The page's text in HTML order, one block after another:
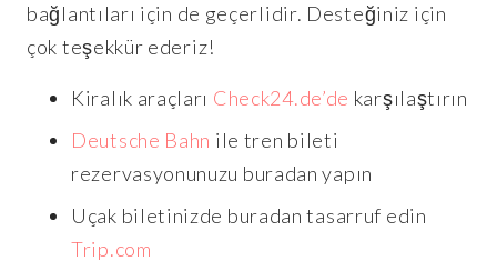
bağlantıları için de geçerlidir. Desteğiniz için
çok teşekkür ederiz!
Kiralık araçları Check24.de’de karşılaştırın
Deutsche Bahn ile tren bileti
rezervasyonunuzu buradan yapın
Uçak biletinizde buradan tasarruf edin
Trip.com